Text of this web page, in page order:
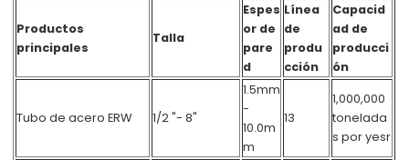
Productos
principales
Talla
Espes
or de
pare
d
Línea
de
produ
cción
Capacid
ad de
producci
ón
Tubo de acero ERW 1/2 "- 8"
1.5mm
-
10.0m
m
13
1,000,000
tonelada
s por yesr